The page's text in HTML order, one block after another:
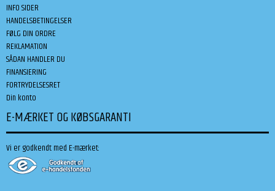
INFO SIDER
HANDELSBETINGELSER
FØLG DIN ORDRE
REKLAMATION
SÅDAN HANDLER DU
FINANSIERING
FORTRYDELSESRET
Din konto
E-MÆRKET OG KØBSGARANTI
Vi er godkendt med E-mærket: